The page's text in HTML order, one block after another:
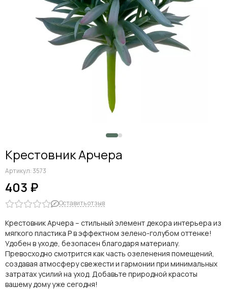
Дельфиниумы
Амариллисы
Гладиолусы
Другие цветы
Космеи, ромашки
Крестовник Арчера
Артикул:3573
403 ₽
Оставить отзыв
Крестовник Арчера – стильный элемент декора интерьера из
мягкого пластика P в эффектном зелено-голубом оттенке!
Удобен в уходе, безопасен благодаря материалу.
Превосходно смотрится как часть озеленения помещений,
создавая атмосферу свежести и гармонии при минимальных
затратах усилий на уход. Добавьте природной красоты
вашему дому уже сегодня!